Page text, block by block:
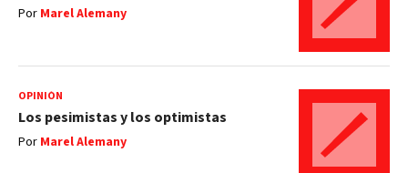
Por Marel Alemany
OPINIÓN
Los pesimistas y los optimistas
Por Marel Alemany